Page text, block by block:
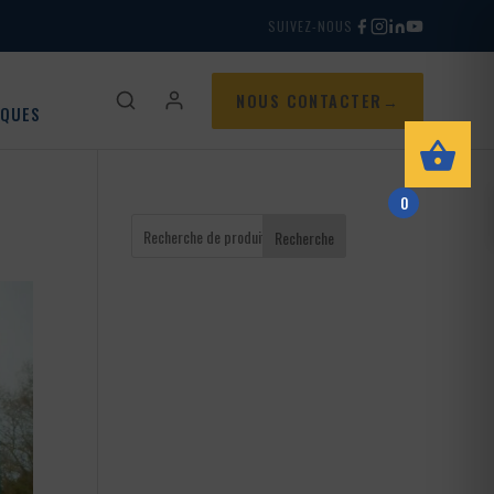
SUIVEZ-NOUS
NOUS CONTACTER
Recherche
0